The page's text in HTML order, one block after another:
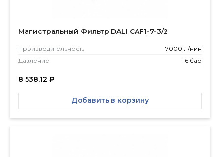
Магистральный Фильтр DALI CAF1-7-3/2
Производитель­ность
7000 л/мин
Давление
16 бар
8 538.12 ₽
Добавить в корзину